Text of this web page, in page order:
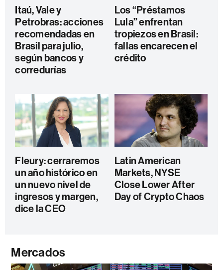
Itaú, Vale y
Petrobras: acciones
recomendadas en
Brasil para julio,
según bancos y
corredurías
Los “Préstamos
Lula” enfrentan
tropiezos en Brasil:
fallas encarecen el
crédito
Fleury: cerraremos
un año histórico en
un nuevo nivel de
ingresos y margen,
dice la CEO
Latin American
Markets, NYSE
Close Lower After
Day of Crypto Chaos
Mercados